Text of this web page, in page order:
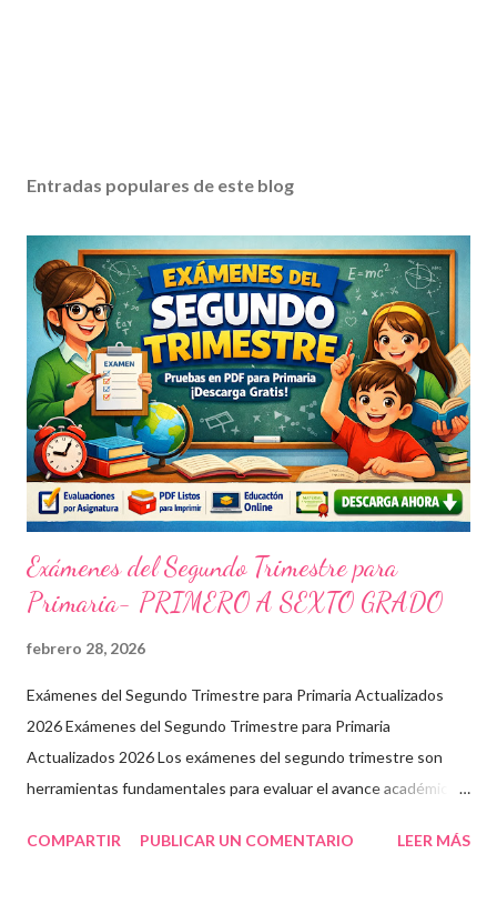
Entradas populares de este blog
Exámenes del Segundo Trimestre para
Primaria- PRIMERO A SEXTO GRADO
febrero 28, 2026
Exámenes del Segundo Trimestre para Primaria Actualizados
2026 Exámenes del Segundo Trimestre para Primaria
Actualizados 2026 Los exámenes del segundo trimestre son
herramientas fundamentales para evaluar el avance académico
descargable en PDF, diseñado para docentes que buscan
COMPARTIR PUBLICAR UN COMENTARIO LEER MÁS